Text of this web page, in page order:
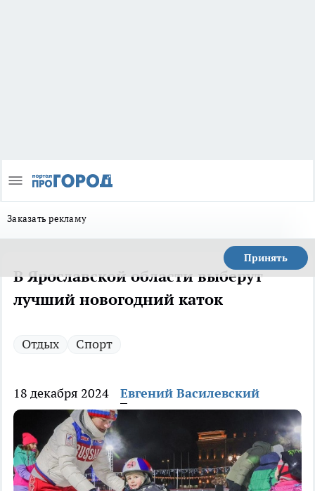
Заказать рекламу
Принять
В Ярославской области выберут
лучший новогодний каток
Отдых Спорт
18 декабря 2024 Евгений Василевский